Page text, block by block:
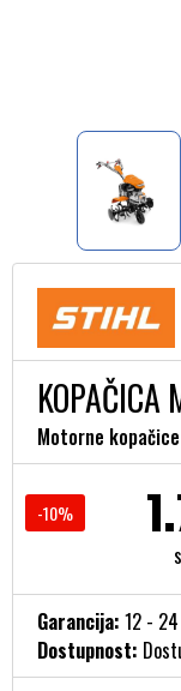
Motorne kopačice
-10%
Garancija: 12 -
Dostupnost: